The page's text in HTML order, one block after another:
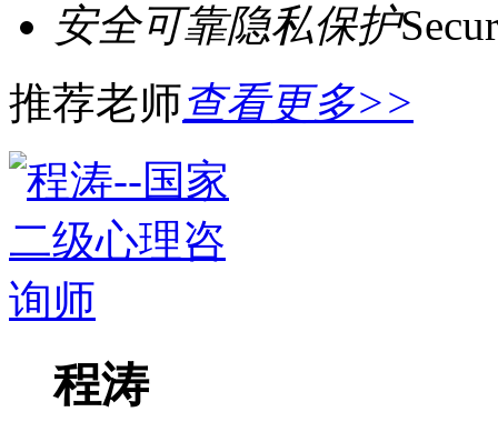
安全可靠隐私保护
推荐老师查看更多>>
程涛